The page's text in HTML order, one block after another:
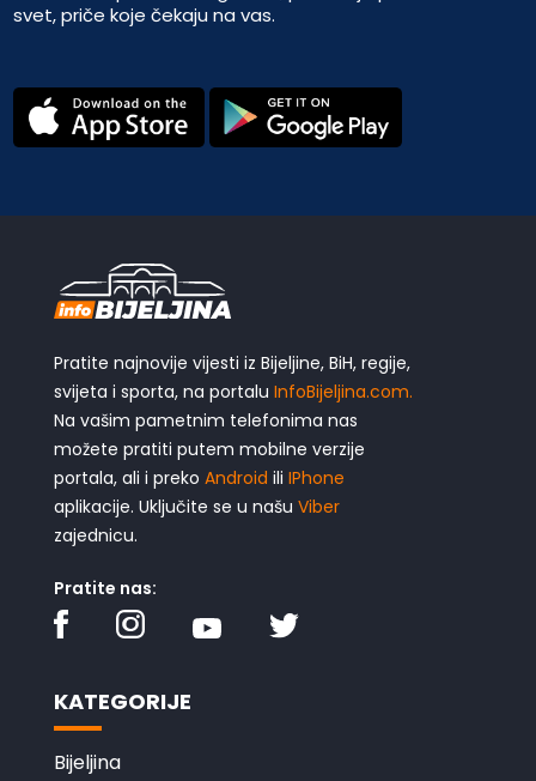
svet, priče koje čekaju na vas.
Pratite najnovije vijesti iz Bijeljine, BiH, regije,
svijeta i sporta, na portalu InfoBijeljina.com.
Na vašim pametnim telefonima nas
možete pratiti putem mobilne verzije
portala, ali i preko Android ili IPhone
aplikacije. Uključite se u našu Viber
zajednicu.
Pratite nas:
KATEGORIJE
Bijeljina